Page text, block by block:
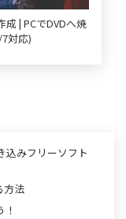
成 | PCでDVDへ焼
対応)
込みフリーソフト
方法